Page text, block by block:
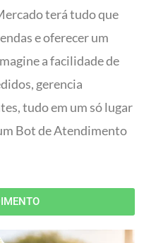
terá tudo que
e oferecer um
a facilidade de
gerencia
tudo em um só lugar
Bot de Atendimento